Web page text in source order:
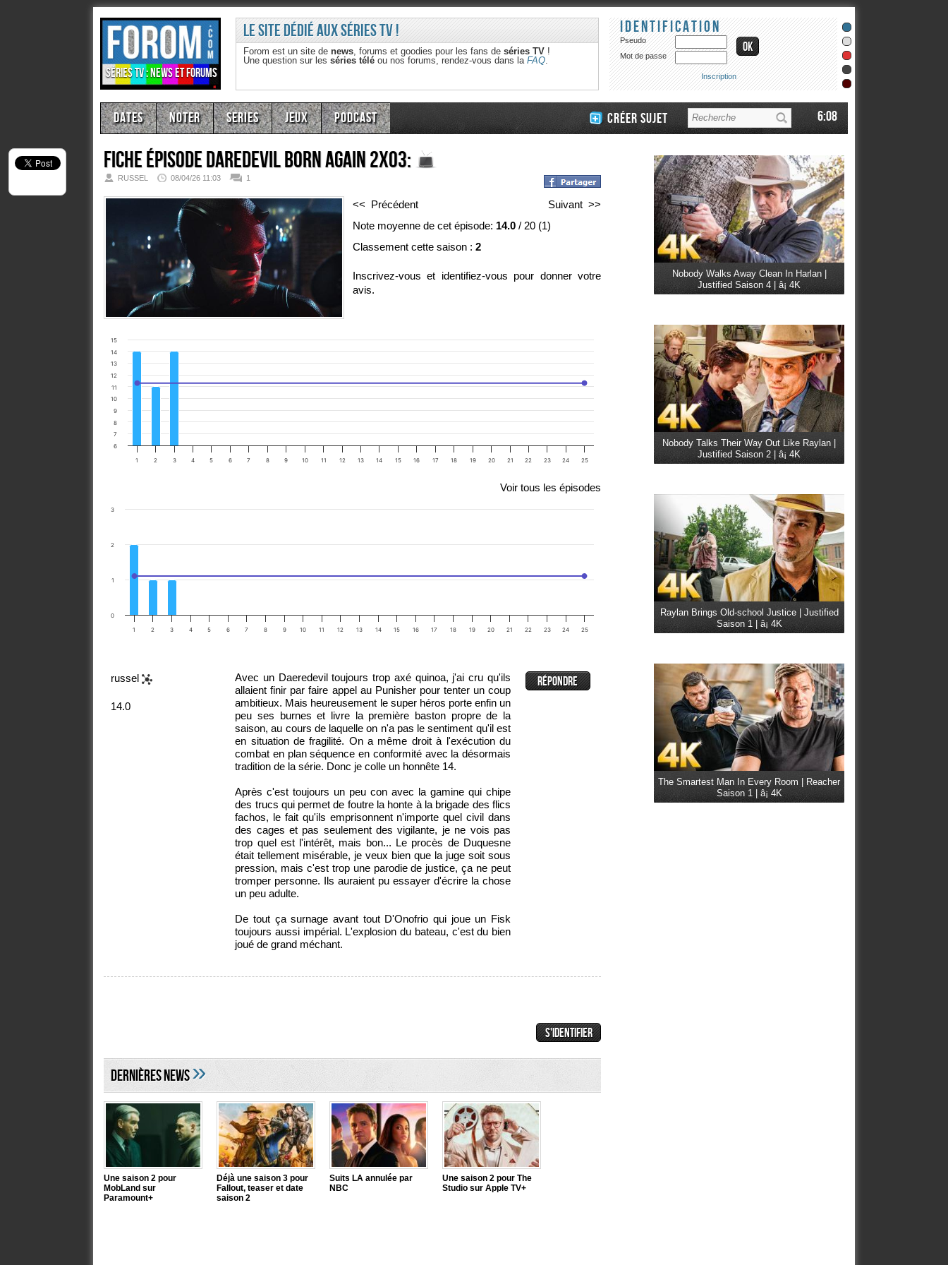
Séries TV : news et forums
Le site dédié aux séries TV !
Forom est un site de news, forums et goodies pour les fans de séries TV!
Une question sur les séries téléou nos forums, rendez-vous dans la FAQ.
Identification
Pseudo
Mot de passe
Inscription
Dates Noter Series Jeux Podcast Créer sujet 6:08
Fiche épisodeDaredevil Born Again 2x03:
RUSSEL 08/04/26 11:03 1
<< Précédent
Suivant >>
Note moyenne de cet épisode: 14.0/ 20(1)
Classement cette saison : 2
Inscrivez-vous et identifiez-vous pour donner votre
avis.
1 2 3 4 5 6 7 8 9 10 11 12 13 14 15 16 17 18 19 20 21 22 23 24 25
6
7
8
9
10
11
12
13
14
15
Voir tous les épisodes
1 2 3 4 5 6 7 8 9 10 11 12 13 14 15 16 17 18 19 20 21 22 23 24 25
0
1
2
3
russel
14.0
Avec un Daeredevil toujours trop axé quinoa, j'ai cru qu'ils
allaient finir par faire appel au Punisher pour tenter un coup
ambitieux. Mais heureusement le super héros porte enfin un
peu ses burnes et livre la première baston propre de la
saison, au cours de laquelle on n'a pas le sentiment qu'il est
en situation de fragilité. On a même droit à l'exécution du
combat en plan séquence en conformité avec la désormais
tradition de la série. Donc je colle un honnête 14.
Après c'est toujours un peu con avec la gamine qui chipe
des trucs qui permet de foutre la honte à la brigade des flics
fachos, le fait qu'ils emprisonnent n'importe quel civil dans
des cages et pas seulement des vigilante, je ne vois pas
trop quel est l'intérêt, mais bon... Le procès de Duquesne
était tellement misérable, je veux bien que la juge soit sous
pression, mais c'est trop une parodie de justice, ça ne peut
tromper personne. Ils auraient pu essayer d'écrire la chose
un peu adulte.
De tout ça surnage avant tout D'Onofrio qui joue un Fisk
toujours aussi impérial. L'explosion du bateau, c'est du bien
joué de grand méchant.
DERNIÈRES NEWS»
Une saison 2 pour
MobLand sur
Paramount+
Déjà une saison 3 pour
Fallout, teaser et date
saison 2
Suits LA annulée par
NBC
Une saison 2 pour The
Studio sur Apple TV+
Nobody Walks Away Clean In Harlan |
Justified Saison 4 | â¡ 4K
Nobody Talks Their Way Out Like Raylan |
Justified Saison 2 | â¡ 4K
Raylan Brings Old-school Justice | Justified
Saison 1 | â¡ 4K
The Smartest Man In Every Room | Reacher
Saison 1 | â¡ 4K